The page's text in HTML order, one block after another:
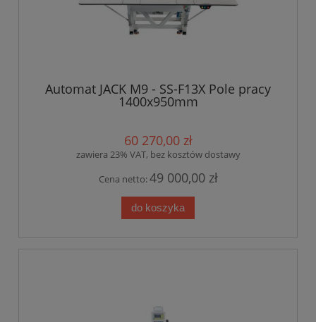
Automat JACK M9 - SS-F13X Pole pracy
1400x950mm
60 270,00 zł
zawiera 23% VAT, bez kosztów dostawy
Cena netto:49 000,00 zł
do koszyka